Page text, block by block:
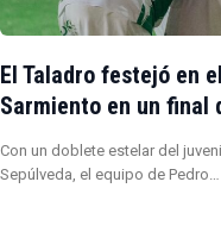
El Taladro festejó en
Sarmiento en un final
Con un doblete estelar del
Sepúlveda, el equipo de Pedro…